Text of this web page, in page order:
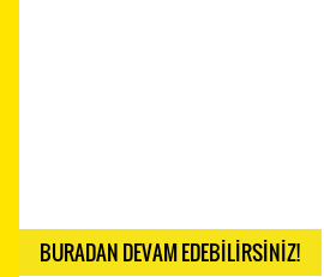
BURADAN DEVAM EDEBİLİRSİNİZ!